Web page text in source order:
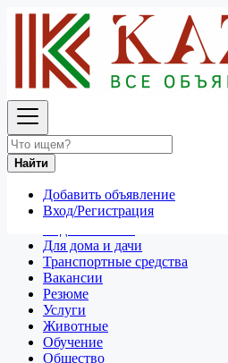
Найти
Добавить объявление
Вход/Регистрация
Новокузнецк
Отдам даром
Личные вещи
Техника и электроника
Для дома и дачи
Транспортные средства
Вакансии
Резюме
Услуги
Животные
Обучение
Общество